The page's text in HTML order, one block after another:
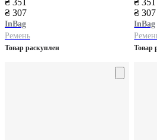
₴ 307
InBag
Ремень
Товар раскуплен
₴ 307
InBag
Товар